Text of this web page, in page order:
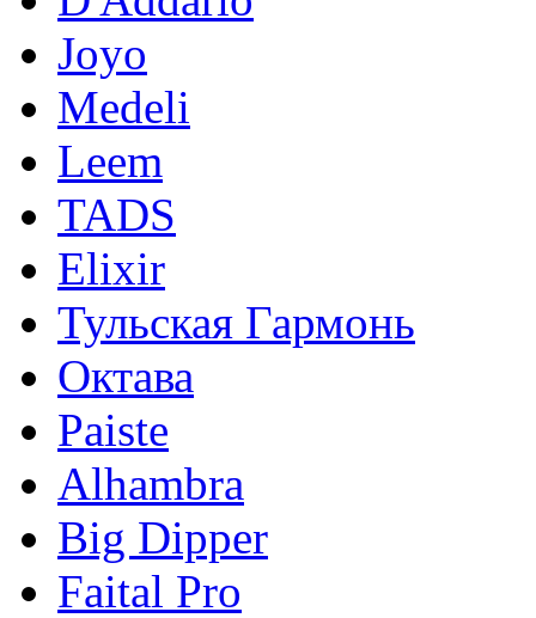
Joyo
Medeli
Leem
TADS
Elixir
Тульская Гармонь
Октава
Paiste
Alhambra
Big Dipper
Faital Pro